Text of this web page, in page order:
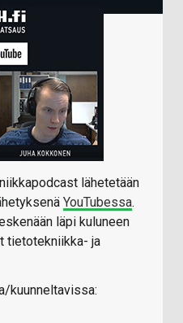
lähetetään
YouTubessa.
läpi kuluneen
tietotekniikka- ja
kuunneltavissa: